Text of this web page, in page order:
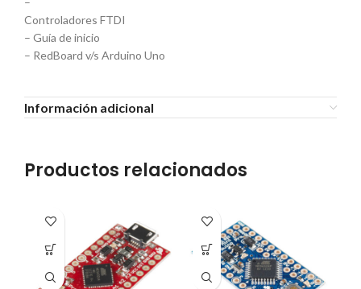
Controladores FTDI
– Guía de inicio
– RedBoard v/s Arduino Uno
Información adicional
Productos relacionados